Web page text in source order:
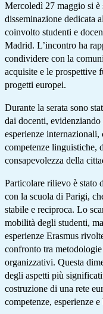
Mercoledì 27 maggio si è
disseminazione dedicata
coinvolto studenti e
Madrid. L’incontro ha
condividere con la
acquisite e le prospettive
progetti europei.
Durante la serata sono
dai docenti,
esperienze
competenze linguistiche,
consapevolezza della
Particolare rilievo è stato
con la scuola di Parigi,
stabile e reciproca. Lo
mobilità degli studenti,
esperienze Erasmus
confronto tra
organizzativi. Questa
degli aspetti più
costruzione di una rete
competenze, esperienze